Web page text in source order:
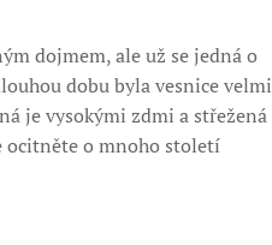
dojmem, ale už se jedná o
dobu byla vesnice velmi
je vysokými zdmi a střežená
ocitněte o mnoho století